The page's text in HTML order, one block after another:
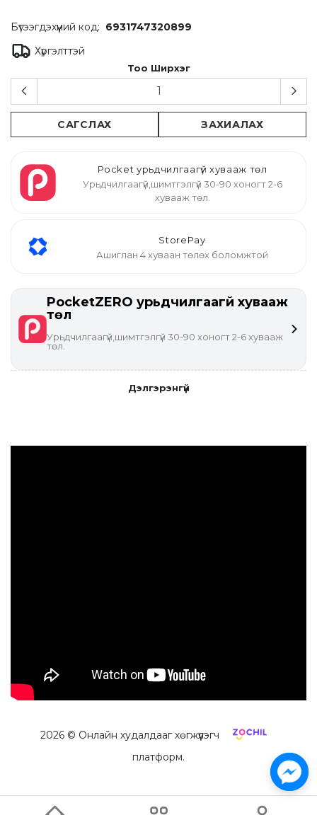
Бүтээгдэхүүний код: 6931747320899
Хүргэлттэй
Тоо Ширхэг
САГСЛАХ ЗАХИАЛАХ
Pocket урьдчилгаагүй хувааж төл
Урьдчилгаагүй,шимтгэлгүй 30-90 хоногт 2-6
хувааж төл.
StorePay
Ашиглан 4 хуваан төлөх боломжтой
PocketZERO урьдчилгаагүй хувааж
төл
Урьдчилгаагүй,шимтгэлгүй 30-90 хоногт 2-6 хувааж
төл.
Дэлгэрэнгүй
2026© Онлайн худалдааг хөгжүүлэгч
платформ.